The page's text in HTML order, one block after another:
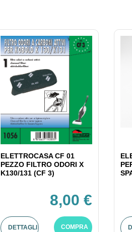
ELETTROCASA CF 01
PEZZO FILTRO ODORI X
K130/131 (CF 3)
8,00 €
DETTAGLI COMPRA